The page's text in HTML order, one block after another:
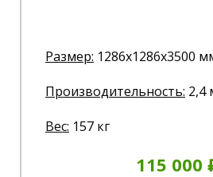
Размер: 1286x1286x3500
Производительность: 2,4
Вес: 157 кг
115 000